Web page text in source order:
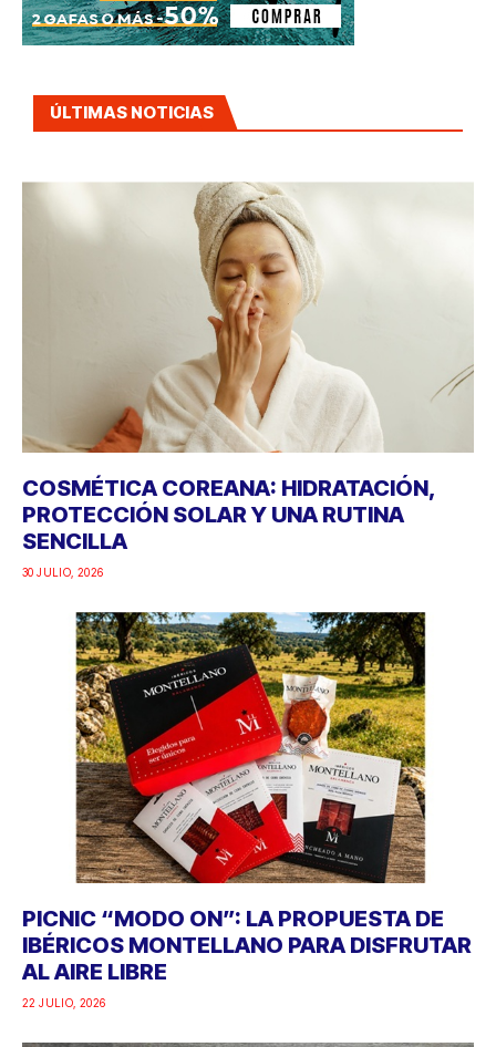
ÚLTIMAS NOTICIAS
COSMÉTICA COREANA: HIDRATACIÓN,
PROTECCIÓN SOLAR Y UNA RUTINA
SENCILLA
30 JULIO, 2026
PICNIC “MODO ON”: LA PROPUESTA DE
IBÉRICOS MONTELLANO PARA DISFRUTAR
AL AIRE LIBRE
22 JULIO, 2026